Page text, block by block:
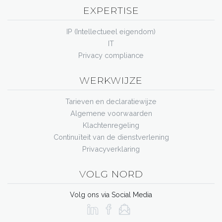
EXPERTISE
IP (Intellectueel eigendom)
IT
Privacy compliance
WERKWIJZE
Tarieven en declaratiewijze
Algemene voorwaarden
Klachtenregeling
Continuïteit van de dienstverlening
Privacyverklaring
VOLG NORD
Volg ons via Social Media